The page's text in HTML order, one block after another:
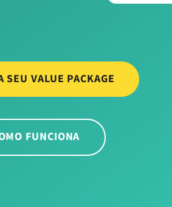
SEU VALUE PACKAGE
FUNCIONA